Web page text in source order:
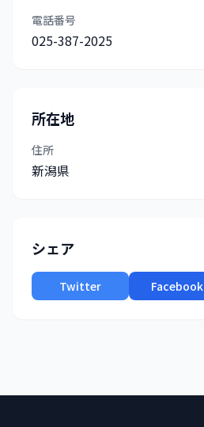
電話番号
025-387-2025
所在地
住所
新潟県
シェア
Twitter Facebook